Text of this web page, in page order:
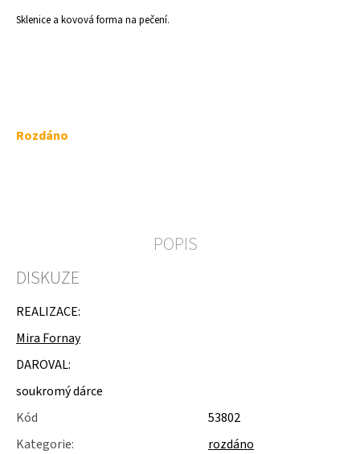
Sklenice a kovová forma na pečení.
Měrná
Rozdáno
POPIS
DISKUZE
REALIZACE:
Mira Fornay
DAROVAL:
soukromý dárce
Kód
53802
Kategorie: rozdáno
a
o
o
r
u
u
e
m
e